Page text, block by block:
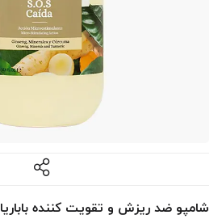
شامپو ضد ریزش و تقویت کننده باباریا